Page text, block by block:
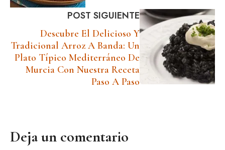
POST SIGUIENTE
Descubre El Delicioso Y
Tradicional Arroz A Banda: Un
Plato Típico Mediterráneo De
Murcia Con Nuestra Receta
Paso A Paso
Deja un comentario